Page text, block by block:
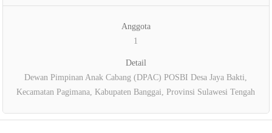
Anggota
1
Detail
Dewan Pimpinan Anak Cabang (DPAC) POSBI Desa Jaya Bakti,
Kecamatan Pagimana, Kabupaten Banggai, Provinsi Sulawesi Tengah